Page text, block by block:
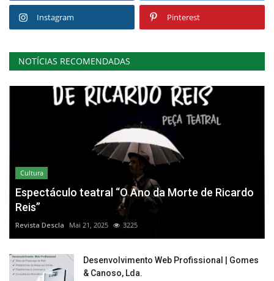
Instagram Pinterest
NOTÍCIAS RECOMENDADAS
Cultura
Espectáculo teatral “O Ano da Morte de Ricardo
Reis”
Revista Descla Mai 21, 2025 3225
Desenvolvimento Web Profissional | Gomes
& Canoso, Lda.